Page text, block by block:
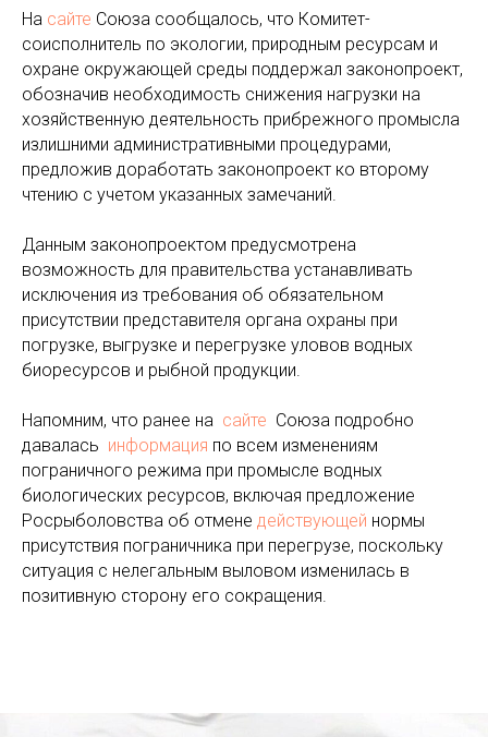
На сайте Союза сообщалось, что Комитет-
соисполнитель по экологии, природным ресурсам и
охране окружающей среды поддержал законопроект,
обозначив необходимость снижения нагрузки на
хозяйственную деятельность прибрежного промысла
излишними административными процедурами,
предложив доработать законопроект ко второму
чтению с учетом указанных замечаний.
Данным законопроектом предусмотрена
возможность для правительства устанавливать
исключения из требования об обязательном
присутствии представителя органа охраны при
погрузке, выгрузке и перегрузке уловов водных
биоресурсов и рыбной продукции.
Напомним, что ранее на сайте Союза подробно
давалась информация по всем изменениям
пограничного режима при промысле водных
биологических ресурсов, включая предложение
Росрыболовства об отмене действующей нормы
присутствия пограничника при перегрузе, поскольку
ситуация с нелегальным выловом изменилась в
позитивную сторону его сокращения.